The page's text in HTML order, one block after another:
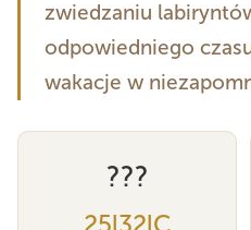
zwiedzaniu
odpowiedniego
wakacje w
???